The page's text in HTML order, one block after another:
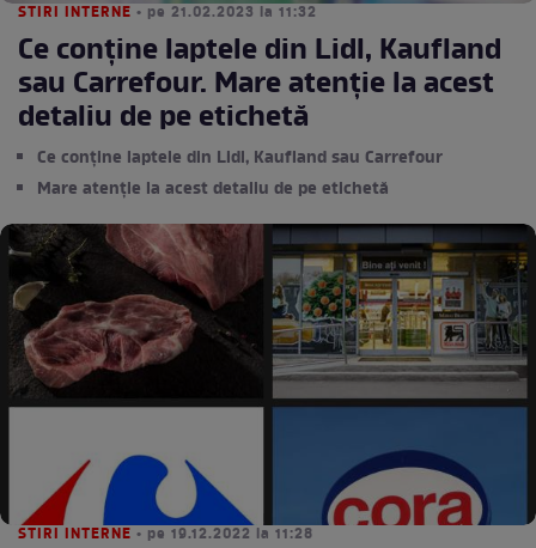
STIRI INTERNE • pe 21.02.2023 la 11:32
Ce conţine laptele din Lidl, Kaufland
sau Carrefour. Mare atenție la acest
detaliu de pe etichetă
Ce conţine laptele din Lidl, Kaufland sau Carrefour
Mare atenție la acest detaliu de pe etichetă
STIRI INTERNE • pe 19.12.2022 la 11:28